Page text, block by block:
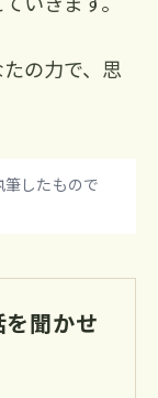
の力で、思
したもので
聞かせ